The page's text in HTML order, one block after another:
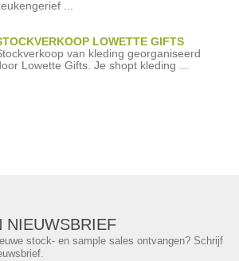
...
LOWETTE GIFTS
van kleding georganiseerd
Lowette Gifts. Je shopt kleding ...
NIEUWSBRIEF
stock- en sample sales ontvangen? Schrijf